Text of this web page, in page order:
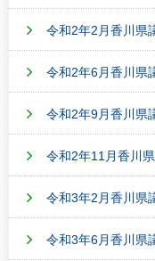
令和2年2月香川
令和2年6月香川
令和2年9月香川
令和2年11月香川
令和3年2月香川
令和3年6月香川